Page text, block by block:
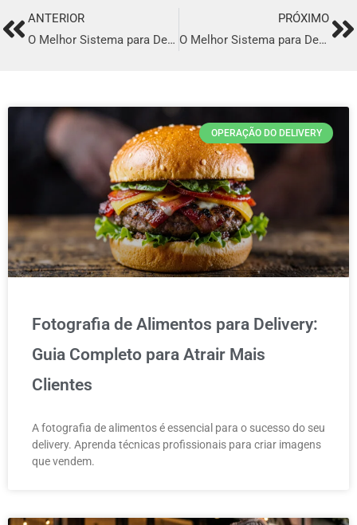
PrevANTERIOR
O Melhor Sistema para Delivery em Gravatá
PRÓXIMO
O Melhor Sistema para Delivery em Vilhena
OPERAÇÃO DO DELIVERY
Fotografia de Alimentos para Delivery:
Guia Completo para Atrair Mais
Clientes
A fotografia de alimentos é essencial para o sucesso do seu
delivery. Aprenda técnicas profissionais para criar imagens
que vendem.